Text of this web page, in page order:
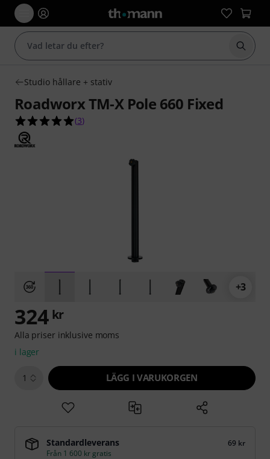
Börja
Studio hållare + stativ
Roadworx TM-X Pole 660 Fixed
5.0 av 5 stjärnor från 3 kundbetyg
(3)
+3
324 kr
Alla priser inklusive moms
i lager
1 LÄGG I VARUKORGEN
Standardleverans
69 kr
Från 1 600 kr gratis